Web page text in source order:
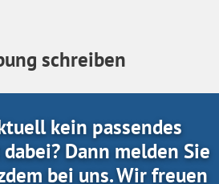
schreiben
kein passendes
Dann melden Sie
bei uns. Wir freuen